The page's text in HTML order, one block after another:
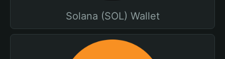
Solana (SOL) Wallet